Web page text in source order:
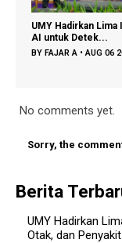
Perpustakaan di
Lagi Sekadar ...
BYFAJAR A •AUG
No comments yet.
Sorry, the
Berita
UMY Hadirkan
Otak, dan